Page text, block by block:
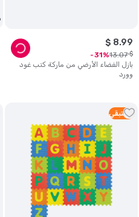
بازل الفضاء الأرضي من ماركة كتب غود
وورد
$ 8.99
$
13.07
31
2 متبقي